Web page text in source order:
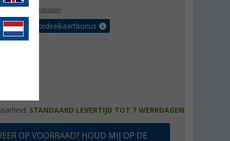
plus verzendkosten
tot 5% voordeelkaartbonus
STANDAARD LEVERTIJD TOT 7 WERKDAGEN
OP VOORRAAD? HOUD MIJ OP DE